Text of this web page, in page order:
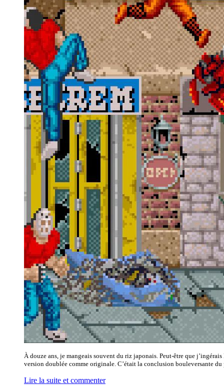
À douze ans, je mangeais souvent du riz japonais. Peut-être que
version doublée comme originale. C’était la conclusion bouleversante
Lire la suite et commenter